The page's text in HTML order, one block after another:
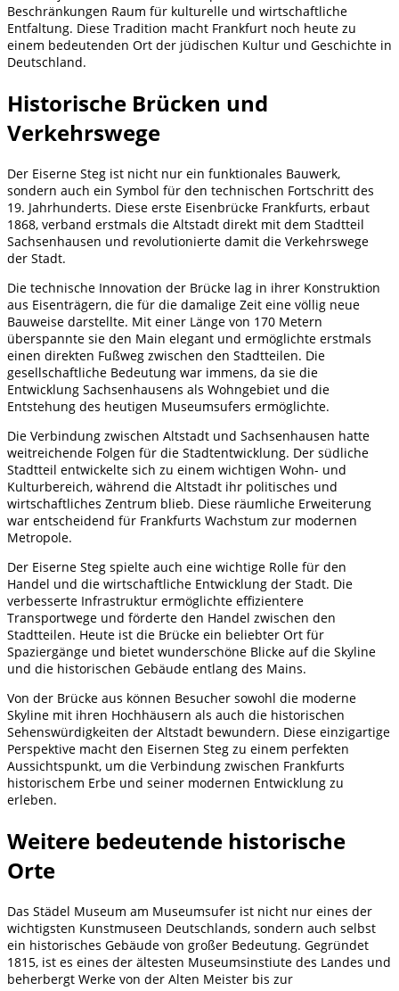
Beschränkungen Raum für kulturelle und wirtschaftliche
Entfaltung. Diese Tradition macht Frankfurt noch heute zu
einem bedeutenden Ort der jüdischen Kultur und Geschichte in
Deutschland.
Historische Brücken und
Verkehrswege
Der Eiserne Steg ist nicht nur ein funktionales Bauwerk,
sondern auch ein Symbol für den technischen Fortschritt des
19. Jahrhunderts. Diese erste Eisenbrücke Frankfurts, erbaut
1868, verband erstmals die Altstadt direkt mit dem Stadtteil
Sachsenhausen und revolutionierte damit die Verkehrswege
der Stadt.
Die technische Innovation der Brücke lag in ihrer Konstruktion
aus Eisenträgern, die für die damalige Zeit eine völlig neue
Bauweise darstellte. Mit einer Länge von 170 Metern
überspannte sie den Main elegant und ermöglichte erstmals
einen direkten Fußweg zwischen den Stadtteilen. Die
gesellschaftliche Bedeutung war immens, da sie die
Entwicklung Sachsenhausens als Wohngebiet und die
Entstehung des heutigen Museumsufers ermöglichte.
Die Verbindung zwischen Altstadt und Sachsenhausen hatte
weitreichende Folgen für die Stadtentwicklung. Der südliche
Stadtteil entwickelte sich zu einem wichtigen Wohn- und
Kulturbereich, während die Altstadt ihr politisches und
wirtschaftliches Zentrum blieb. Diese räumliche Erweiterung
war entscheidend für Frankfurts Wachstum zur modernen
Metropole.
Der Eiserne Steg spielte auch eine wichtige Rolle für den
Handel und die wirtschaftliche Entwicklung der Stadt. Die
verbesserte Infrastruktur ermöglichte effizientere
Transportwege und förderte den Handel zwischen den
Stadtteilen. Heute ist die Brücke ein beliebter Ort für
Spaziergänge und bietet wunderschöne Blicke auf die Skyline
und die historischen Gebäude entlang des Mains.
Von der Brücke aus können Besucher sowohl die moderne
Skyline mit ihren Hochhäusern als auch die historischen
Sehenswürdigkeiten der Altstadt bewundern. Diese einzigartige
Perspektive macht den Eisernen Steg zu einem perfekten
Aussichtspunkt, um die Verbindung zwischen Frankfurts
historischem Erbe und seiner modernen Entwicklung zu
erleben.
Weitere bedeutende historische
Orte
Das Städel Museum am Museumsufer ist nicht nur eines der
wichtigsten Kunstmuseen Deutschlands, sondern auch selbst
ein historisches Gebäude von großer Bedeutung. Gegründet
1815, ist es eines der ältesten Museumsinstiute des Landes und
beherbergt Werke von der Alten Meister bis zur